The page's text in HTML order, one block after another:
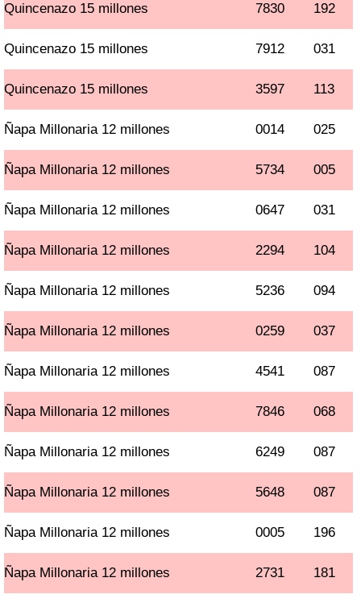
Quincenazo 15 millones 7830 192
Quincenazo 15 millones 7912 031
Quincenazo 15 millones 3597 113
Ñapa Millonaria 12 millones 0014 025
Ñapa Millonaria 12 millones 5734 005
Ñapa Millonaria 12 millones 0647 031
Ñapa Millonaria 12 millones 2294 104
Ñapa Millonaria 12 millones 5236 094
Ñapa Millonaria 12 millones 0259 037
Ñapa Millonaria 12 millones 4541 087
Ñapa Millonaria 12 millones 7846 068
Ñapa Millonaria 12 millones 6249 087
Ñapa Millonaria 12 millones 5648 087
Ñapa Millonaria 12 millones 0005 196
Ñapa Millonaria 12 millones 2731 181